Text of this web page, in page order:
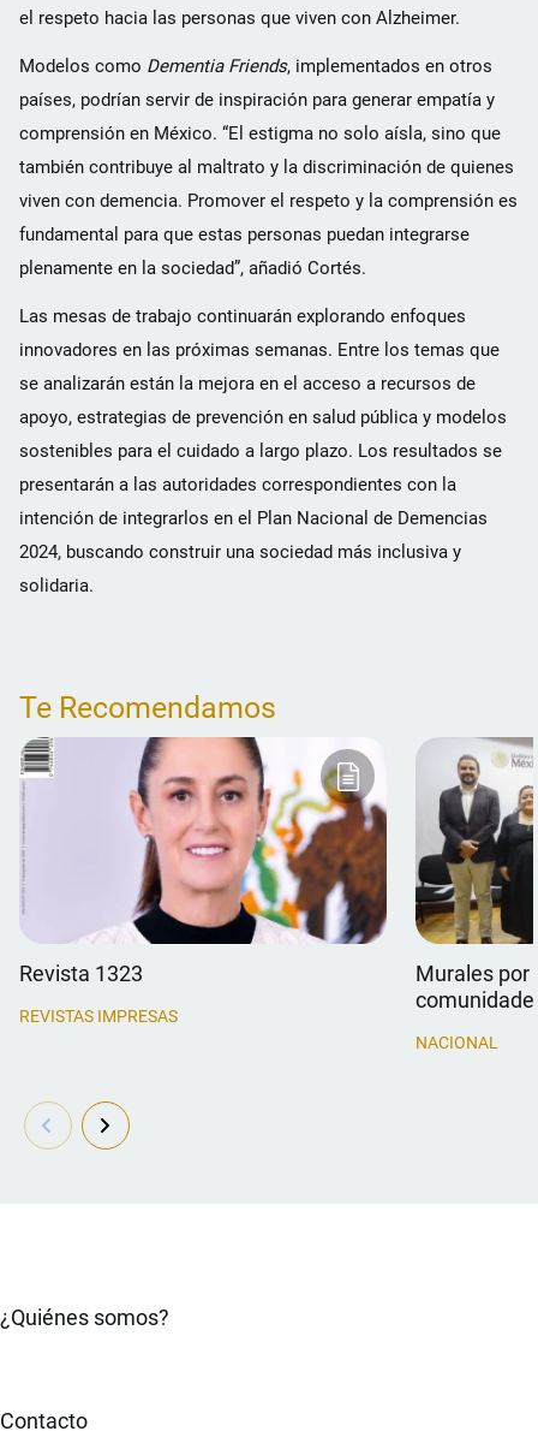
el respeto hacia las personas que viven con Alzheimer.
Modelos como Dementia Friends, implementados en otros
países, podrían servir de inspiración para generar empatía y
comprensión en México. “El estigma no solo aísla, sino que
también contribuye al maltrato y la discriminación de quienes
viven con demencia. Promover el respeto y la comprensión es
fundamental para que estas personas puedan integrarse
plenamente en la sociedad”, añadió Cortés.
Las mesas de trabajo continuarán explorando enfoques
innovadores en las próximas semanas. Entre los temas que
se analizarán están la mejora en el acceso a recursos de
apoyo, estrategias de prevención en salud pública y modelos
sostenibles para el cuidado a largo plazo. Los resultados se
presentarán a las autoridades correspondientes con la
intención de integrarlos en el Plan Nacional de Demencias
2024, buscando construir una sociedad más inclusiva y
solidaria.
Te Recomendamos
Revista 1323
REVISTAS IMPRESAS
Murales por
NACIONAL
¿Quiénes somos?
Contacto